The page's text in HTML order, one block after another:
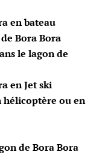
en bateau
Bora Bora
le lagon de
en Jet ski
hélicoptère ou en
de Bora Bora